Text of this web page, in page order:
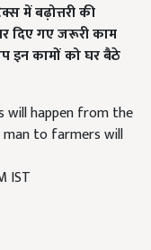
में बढ़ोत्तरी की
दिए गए जरूरी काम
इन कामों को घर बैठे
will happen from the
to farmers will
IST